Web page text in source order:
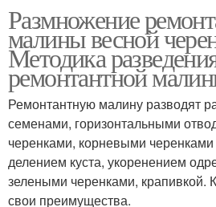
Размножение
малины весной
Методика
ремонтантной
Ремонтантную малину разводят
семенами, горизонтальными
черенками, корневыми черенками
делением куста, укоренением
зелеными черенками, крапивкой.
свои преимущества.